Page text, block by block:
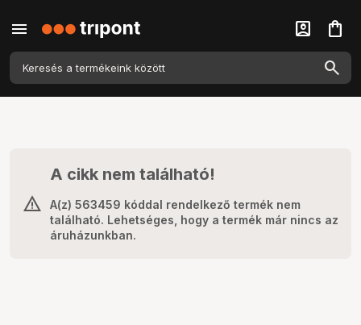
menu account_box shopping_bag
A cikk nem található!
A(z) 563459 kóddal rendelkező termék nem
található. Lehetséges, hogy a termék már nincs az
áruházunkban.